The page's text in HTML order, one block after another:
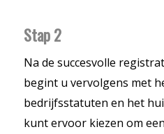
Stap 2
Na de succesvolle
begint u vervolgens met
bedrijfsstatuten en het
kunt ervoor kiezen om